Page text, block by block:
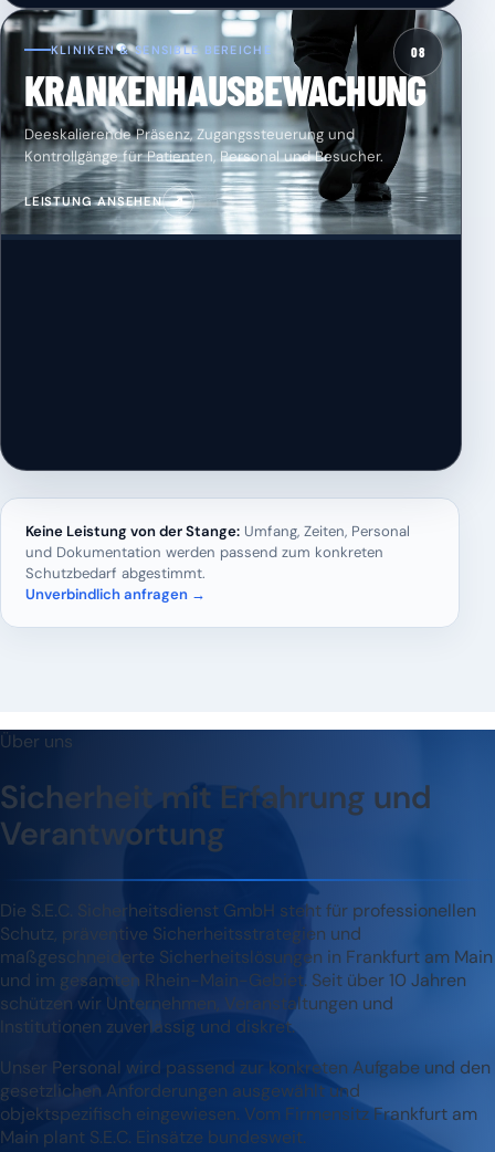
08
KLINIKEN & SENSIBLE BEREICHE
KRANKENHAUSBEWACHUNG
Deeskalierende Präsenz, Zugangssteuerung und
Kontrollgänge für Patienten, Personal und Besucher.
LEISTUNG ANSEHEN ↗
Keine Leistung von der Stange: Umfang, Zeiten, Personal
und Dokumentation werden passend zum konkreten
Schutzbedarf abgestimmt.
Unverbindlich anfragen →
Über uns
Sicherheit mit Erfahrung und
Verantwortung
Die S.E.C. Sicherheitsdienst GmbH steht für professionellen
Schutz, präventive Sicherheitsstrategien und
maßgeschneiderte Sicherheitslösungen in Frankfurt am Main
und im gesamten Rhein-Main-Gebiet. Seit über 10 Jahren
schützen wir Unternehmen, Veranstaltungen und
Institutionen zuverlässig und diskret.
Unser Personal wird passend zur konkreten Aufgabe und den
gesetzlichen Anforderungen ausgewählt und
objektspezifisch eingewiesen. Vom Firmensitz Frankfurt am
Main plant S.E.C. Einsätze bundesweit.